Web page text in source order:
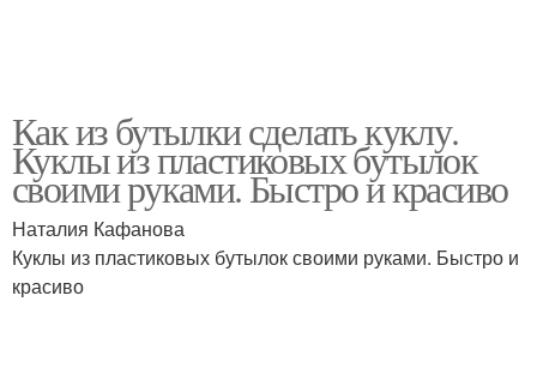
Как из бутылки сделать куклу.
Куклы из пластиковых бутылок
своими руками. Быстро и красиво
Наталия Кафанова
Куклы из пластиковых бутылок своими руками. Быстро и
красиво